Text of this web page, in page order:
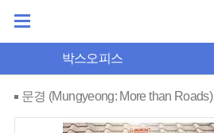
박스오피스
문경 (Mungyeong: More than Roads)